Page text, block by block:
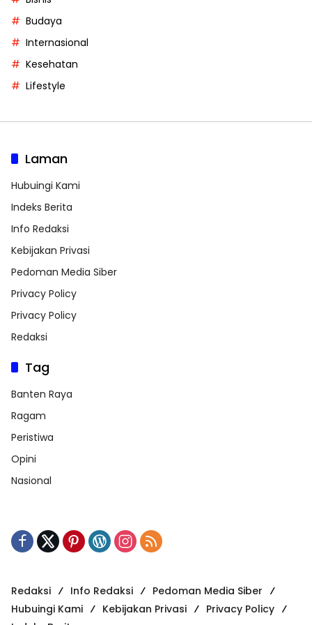
Budaya
Internasional
Kesehatan
Lifestyle
Laman
Hubuingi Kami
Indeks Berita
Info Redaksi
Kebijakan Privasi
Pedoman Media Siber
Privacy Policy
Privacy Policy
Redaksi
Tag
Banten Raya
Ragam
Peristiwa
Opini
Nasional
Redaksi Info Redaksi
Pedoman Media Siber
Hubuingi Kami
Kebijakan Privasi
Privacy Policy